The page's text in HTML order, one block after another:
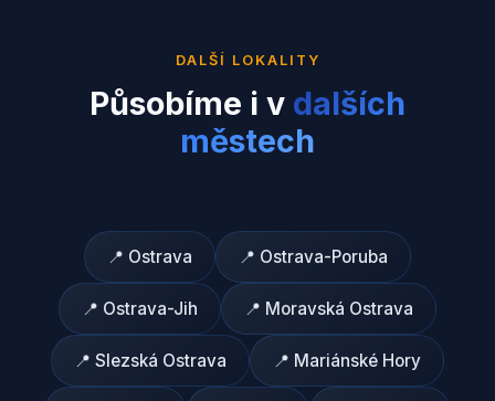
DALŠÍ LOKALITY
Působíme i v dalších
městech
📍 Ostrava 📍 Ostrava-Poruba
📍 Ostrava-Jih 📍 Moravská Ostrava
📍 Slezská Ostrava 📍 Mariánské Hory